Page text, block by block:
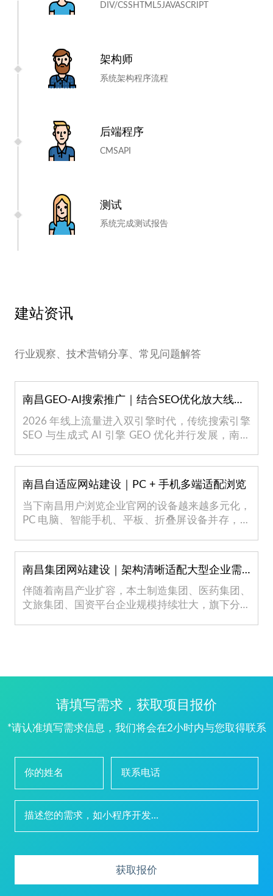
DIV/CSS HTML5JAVASCRIPT
架构师
系统架构程序流程
后端程序
CMSAPI
测试
系统完成测试报告
建站资讯
行业观察、技术营销分享、常见问题解答
南昌GEO-AI搜索推广｜结合SEO优化放大线上引流效果
2026 年线上流量进入双引擎时代，传统搜索引擎
SEO 与生成式 AI 引擎 GEO 优化并行发展，南昌
南昌自适应网站建设｜PC + 手机多端适配浏览
当下南昌用户浏览企业官网的设备越来越多元化，
PC 电脑、智能手机、平板、折叠屏设备并存，很
南昌集团网站建设｜架构清晰适配大型企业需求
伴随着南昌产业扩容，本土制造集团、医药集团、
文旅集团、国资平台企业规模持续壮大，旗下分公
请填写需求，获取项目报价
*请认准填写需求信息，我们将会在2小时内与您取得联系
获取报价